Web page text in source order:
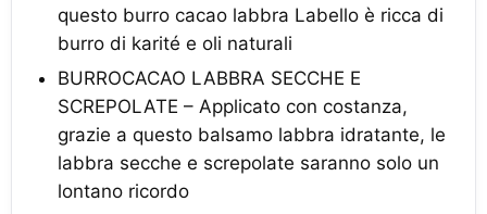
questo burro cacao labbra Labello è ricca di
burro di karité e oli naturali
BURROCACAO LABBRA SECCHE E
SCREPOLATE – Applicato con costanza,
grazie a questo balsamo labbra idratante, le
labbra secche e screpolate saranno solo un
lontano ricordo